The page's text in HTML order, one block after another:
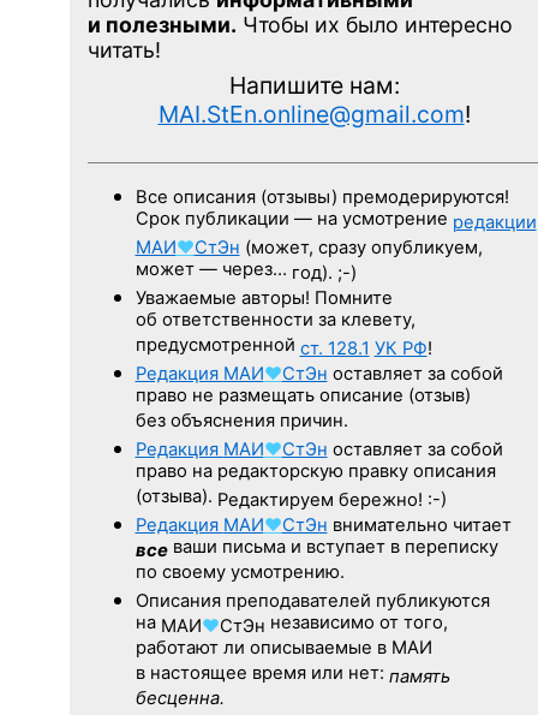
и полезными. Чтобы их было интересно
читать!
Напишите нам:
MAI.StEn.online@gmail.com!
Все описания (отзывы) премодерируются!
Срок публикации — на усмотрение редакции
МАИ♥СтЭн (может, сразу опубликуем,
может — через… год). ;-)
Уважаемые авторы! Помните
об ответственности за клевету,
предусмотренной ст. 128.1 УК РФ!
Редакция МАИ♥СтЭн оставляет за собой
право не размещать описание (отзыв)
без объяснения причин.
Редакция МАИ♥СтЭн оставляет за собой
право на редакторскую правку описания
(отзыва). Редактируем бережно! :-)
Редакция МАИ♥СтЭн внимательно читает
всеваши письма и вступает в переписку
по своему усмотрению.
Описания преподавателей публикуются
на МАИ♥СтЭн независимо от того,
работают ли описываемые в МАИ
в настоящее время или нет: память
бесценна.